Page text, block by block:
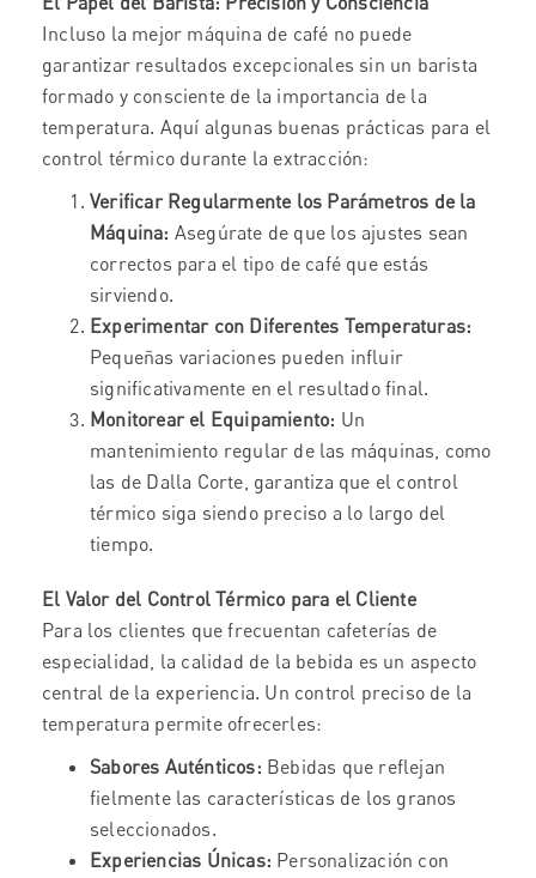
Incluso la mejor máquina de café no puede
garantizar resultados excepcionales sin un barista
formado y consciente de la importancia de la
temperatura. Aquí algunas buenas prácticas para el
control térmico durante la extracción:
Verificar Regularmente los Parámetros de la
Máquina: Asegúrate de que los ajustes sean
correctos para el tipo de café que estás
sirviendo.
Experimentar con Diferentes Temperaturas:
Pequeñas variaciones pueden influir
significativamente en el resultado final.
Monitorear el Equipamiento: Un
mantenimiento regular de las máquinas, como
las de Dalla Corte, garantiza que el control
térmico siga siendo preciso a lo largo del
tiempo.
El Valor del Control Térmico para el Cliente
Para los clientes que frecuentan cafeterías de
especialidad, la calidad de la bebida es un aspecto
central de la experiencia. Un control preciso de la
temperatura permite ofrecerles:
Sabores Auténticos: Bebidas que reflejan
fielmente las características de los granos
seleccionados.
Experiencias Únicas: Personalización con